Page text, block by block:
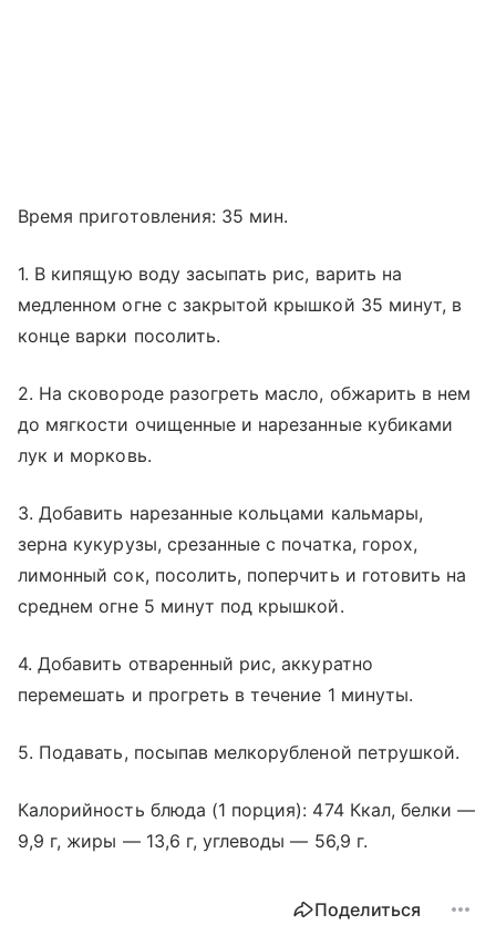
Время приготовления: 35 мин.
1. В кипящую воду засыпать рис, варить на
медленном огне с закрытой крышкой 35 минут, в
конце варки посолить.
2. На сковороде разогреть масло, обжарить в нем
до мягкости очищенные и нарезанные кубиками
лук и морковь.
3. Добавить нарезанные кольцами кальмары,
зерна кукурузы, срезанные с початка, горох,
лимонный сок, посолить, поперчить и готовить на
среднем огне 5 минут под крышкой.
4. Добавить отваренный рис, аккуратно
перемешать и прогреть в течение 1 минуты.
5. Подавать, посыпав мелкорубленой петрушкой.
Калорийность блюда (1 порция): 474 Ккал, белки —
9,9 г, жиры — 13,6 г, углеводы — 56,9 г.
Поделиться